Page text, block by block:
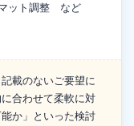
ット調整 など
記載のないご要望に
合わせて柔軟に対
か」といった検討